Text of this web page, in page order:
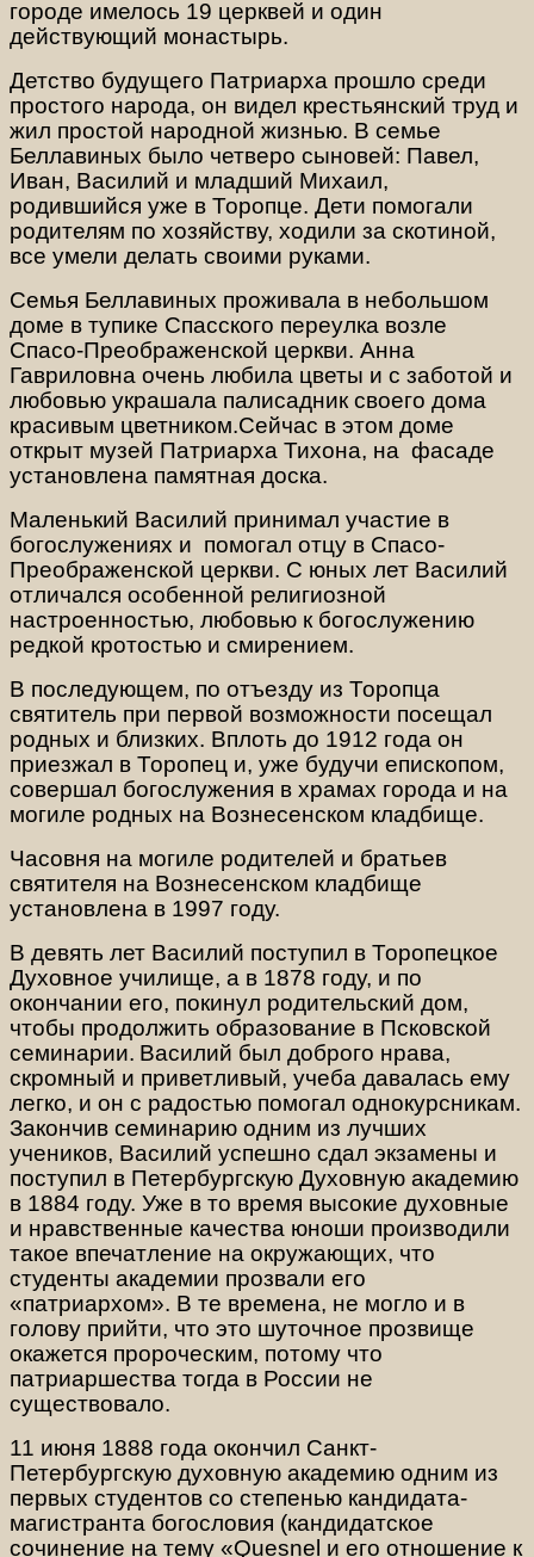
городе имелось 19 церквей и один
действующий монастырь.
Детство будущего Патриарха прошло среди
простого народа, он видел крестьянский труд и
жил простой народной жизнью. В семье
Беллавиных было четверо сыновей: Павел,
Иван, Василий и младший Михаил,
родившийся уже в Торопце. Дети помогали
родителям по хозяйству, ходили за скотиной,
все умели делать своими руками.
Семья Беллавиных проживала в небольшом
доме в тупике Спасского переулка возле
Спасо-Преображенской церкви. Анна
Гавриловна очень любила цветы и с заботой и
любовью украшала палисадник своего дома
красивым цветником.Сейчас в этом доме
открыт музей Патриарха Тихона, на фасаде
установлена памятная доска.
Маленький Василий принимал участие в
богослужениях и помогал отцу в Спасо-
Преображенской церкви. С юных лет Василий
отличался особенной религиозной
настроенностью, любовью к богослужению
редкой кротостью и смирением.
В последующем, по отъезду из Торопца
святитель при первой возможности посещал
родных и близких. Вплоть до 1912 года он
приезжал в Торопец и, уже будучи епископом,
совершал богослужения в храмах города и на
могиле родных на Вознесенском кладбище.
Часовня на могиле родителей и братьев
святителя на Вознесенском кладбище
установлена в 1997 году.
В девять лет Василий поступил в Торопецкое
Духовное училище, а в 1878 году, и по
окончании его, покинул родительский дом,
чтобы продолжить образование в Псковской
семинарии. Василий был доброго нрава,
скромный и приветливый, учеба давалась ему
легко, и он с радостью помогал однокурсникам.
Закончив семинарию одним из лучших
учеников, Василий успешно сдал экзамены и
поступил в Петербургскую Духовную академию
в 1884 году. Уже в то время высокие духовные
и нравственные качества юноши производили
такое впечатление на окружающих, что
студенты академии прозвали его
«патриархом». В те времена, не могло и в
голову прийти, что это шуточное прозвище
окажется пророческим, потому что
патриаршества тогда в России не
существовало.
11 июня 1888 года окончил Санкт-
Петербургскую духовную академию одним из
первых студентов со степенью кандидата-
магистранта богословия (кандидатское
сочинение на тему «Quesnel и его отношение к